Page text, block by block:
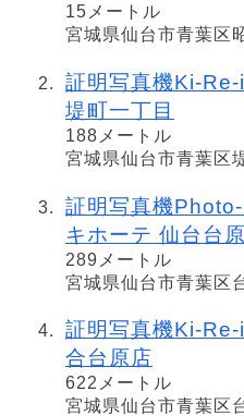
15メートル
宮城県仙台市青葉区
証明写真機Ki-Re-
堤町一丁目
188メートル
宮城県仙台市青葉区
証明写真機
キホーテ 仙台台
289メートル
宮城県仙台市青葉区
証明写真機Ki-Re-
合台原店
622メートル
宮城県仙台市青葉区